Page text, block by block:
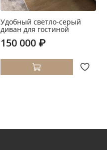
Удобный светло-серый
диван для гостиной
150 000 ₽